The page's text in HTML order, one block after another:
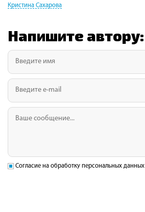
Кристина Сахарова
Напишите автору:
Согласие на обработку персональных данных